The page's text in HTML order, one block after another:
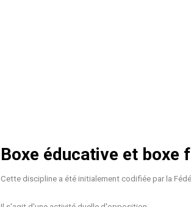
Boxe éducative et boxe
Cette discipline a été initialement codifiée par la